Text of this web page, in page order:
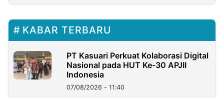
KABAR TERBARU
PT Kasuari Perkuat Kolaborasi Digital
Nasional pada HUT Ke-30 APJII
Indonesia
07/08/2026 - 11:40